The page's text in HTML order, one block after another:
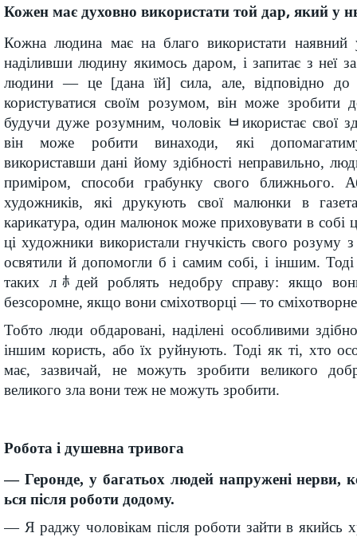
Кожен має духовно використати той дар, який у
Кожна людина має на благо використати
наділивши людину якимось даром, і запитає з неї
людини — це [дана їй] сила, але, відповідно до
користуватися своїм розумом, він може
будучи дуже розумним, чоловік ﾲикористає свої
він може робити винаходи, які
використавши дані йому здібності неправильно,
приміром, способи грабунку свого ближнього.
художників, які друкують свої малюнки в
карикатура, один малюнок може приховувати в собі
ці художники використали гнучкість свого розуму
освятили й допомогли б і самим собі, і іншим. Тоді
таких лﾎдей роблять недобру справу: якщо
безсоромне, якщо вони сміхотворці — то
Тобто люди обдаровані, наділені особливими
іншим користь, або їх руйнують. Тоді як ті, хто
має, зазвичай, не можуть зробити великого
великого зла вони теж не можуть зробити.
Робота і душевна тривога
— Геронде, у багатьох людей напружені нерви,
ься після роботи додому.
— Я раджу чоловікам після роботи зайти в якийсь